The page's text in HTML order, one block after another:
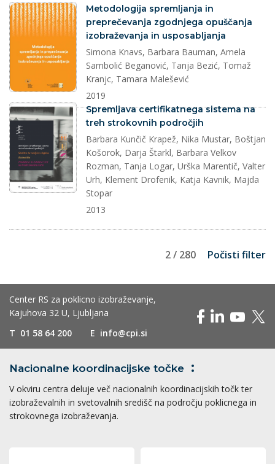
dokument
Metodologija spremljanja in
preprečevanja zgodnjega opuščanja
izobraževanja in usposabljanja
Simona Knavs, Barbara Bauman, Amela
Sambolić Beganović, Tanja Bezić, Tomaž
Kranjc, Tamara Malešević
2019
dokument
Spremljava certifikatnega sistema na
treh strokovnih področjih
Barbara Kunčič Krapež, Nika Mustar, Boštjan
Košorok, Darja Štarkl, Barbara Velkov
Rozman, Tanja Logar, Urška Marentič, Valter
Urh, Klement Drofenik, Katja Kavnik, Majda
Stopar
2013
2 / 280 Počisti filter
Center RS za poklicno izobraževanje,
Kajuhova 32 U, Ljubljana
T 01 58 64 200 E info@cpi.si
Nacionalne koordinacijske točke
V okviru centra deluje več nacionalnih koordinacijskih točk ter
izobraževalnih in svetovalnih središč na področju poklicnega in
strokovnega izobraževanja.